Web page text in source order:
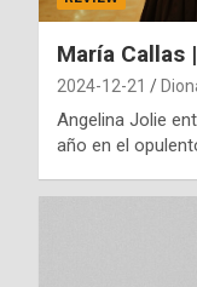
María Callas
2024-12-21
Angelina Jolie
año en el